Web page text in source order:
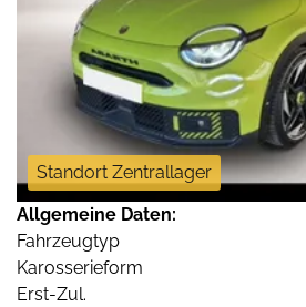
Standort Zentrallager
Allgemeine Daten:
Fahrzeugtyp
Karosserieform
Erst-Zul.